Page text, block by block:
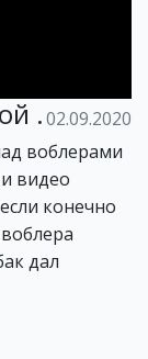
.02.09.2020
воблерами
видео
конечно
дал